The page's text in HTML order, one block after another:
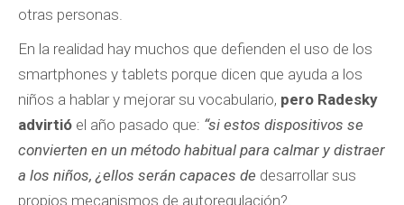
otras personas.
En la realidad hay muchos que defienden el uso de los
smartphones y tablets porque dicen que ayuda a los
niños a hablar y mejorar su vocabulario, pero Radesky
advirtió el año pasado que: “si estos dispositivos se
convierten en un método habitual para calmar y distraer
a los niños, ¿ellos serán capaces de desarrollar sus
propios mecanismos de autoregulación?.